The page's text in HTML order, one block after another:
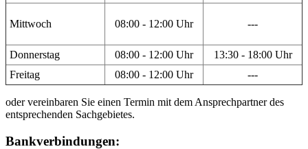
Mittwoch 08:00 - 12:00 Uhr ---
Donnerstag 08:00 - 12:00 Uhr
13:30 - 18:00 Uhr
Freitag
08:00 - 12:00 Uhr ---
oder vereinbaren Sie einen Termin mit dem Ansprechpartner des
entsprechenden Sachgebietes.
Bankverbindungen: